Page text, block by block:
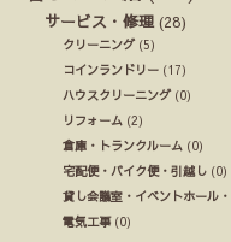
サービス・修理 (28)
クリーニング(5)
コインランドリー (17)
ハウスクリーニング(0)
リフォーム (2)
倉庫・トランクルーム (0)
宅配便・バイク便・引越し (0)
貸し会議室・イベントホール
電気工事(0)